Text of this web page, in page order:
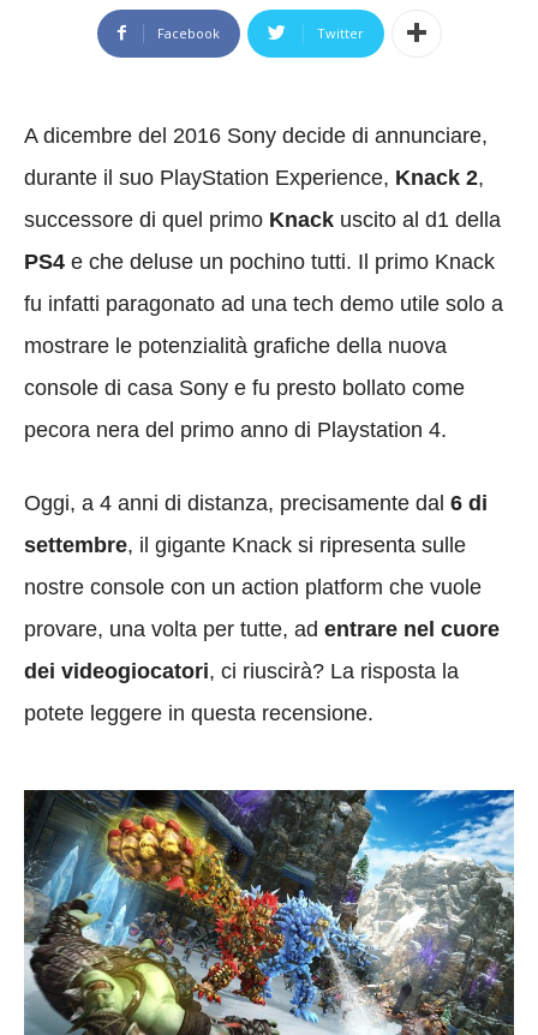
Facebook Twitter
A dicembre del 2016 Sony decide di annunciare,
durante il suo PlayStation Experience, Knack 2,
successore di quel primo Knack uscito al d1 della
PS4 e che deluse un pochino tutti. Il primo Knack
fu infatti paragonato ad una tech demo utile solo a
mostrare le potenzialità grafiche della nuova
console di casa Sony e fu presto bollato come
pecora nera del primo anno di Playstation 4.
Oggi, a 4 anni di distanza, precisamente dal 6 di
settembre, il gigante Knack si ripresenta sulle
nostre console con un action platform che vuole
provare, una volta per tutte, ad entrare nel cuore
dei videogiocatori, ci riuscirà? La risposta la
potete leggere in questa recensione.